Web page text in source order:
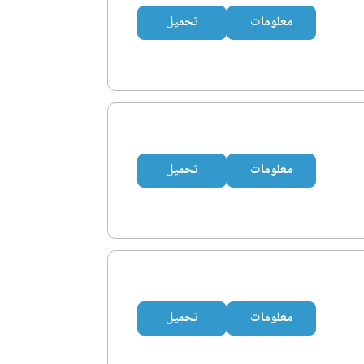
معلومات تحميل
معلومات تحميل
معلومات تحميل